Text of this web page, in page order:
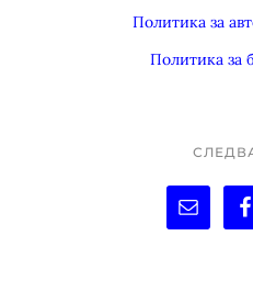
Политика за
Политика за